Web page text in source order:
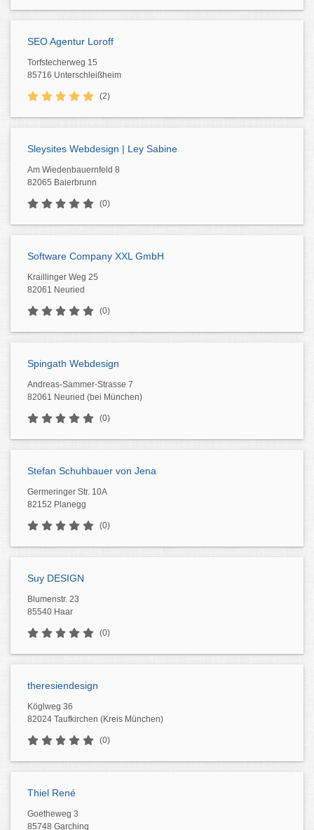
SEO Agentur Loroff
Torfstecherweg 15
85716 Unterschleißheim
(2)
Sleysites Webdesign | Ley Sabine
Am Wiedenbauernfeld 8
82065 Baierbrunn
(0)
Software Company XXL GmbH
Kraillinger Weg 25
82061 Neuried
(0)
Spingath Webdesign
Andreas-Sammer-Strasse 7
82061 Neuried (bei München)
(0)
Stefan Schuhbauer von Jena
Germeringer Str. 10A
82152 Planegg
(0)
Suy DESIGN
Blumenstr. 23
85540 Haar
(0)
theresiendesign
Köglweg 36
82024 Taufkirchen (Kreis München)
(0)
Thiel René
Goetheweg 3
85748 Garching